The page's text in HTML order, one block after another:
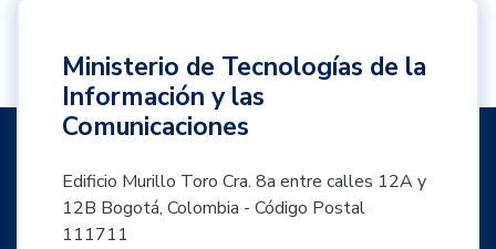
Ministerio de Tecnologías de la
Información y las
Comunicaciones
Edificio Murillo Toro Cra. 8a entre calles 12A y
12B Bogotá, Colombia - Código Postal
111711